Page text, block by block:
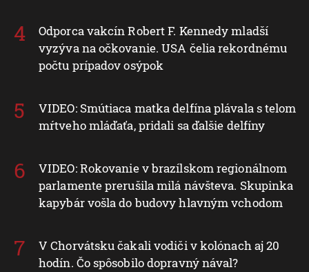
Odporca vakcín Robert F. Kennedy mladší
vyzýva na očkovanie. USA čelia rekordnému
počtu prípadov osýpok
VIDEO: Smútiaca matka delfína plávala s telom
mŕtveho mláďaťa, pridali sa ďalšie delfíny
VIDEO: Rokovanie v brazílskom regionálnom
parlamente prerušila milá návšteva. Skupinka
kapybár vošla do budovy hlavným vchodom
V Chorvátsku čakali vodiči v kolónach aj 20
hodín. Čo spôsobilo dopravný nával?